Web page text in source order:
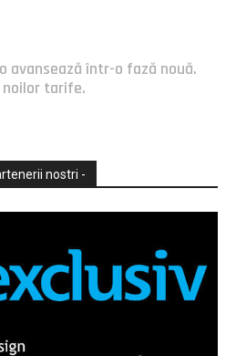
avansează într-o fază nouă.
noilor tarife.
nostri -